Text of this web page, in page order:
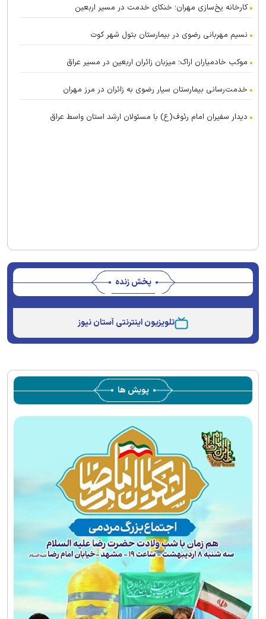
کارخانه یخ‌سازی مهران؛ خنکای خدمت در مسیر اربعین
نسیم مهربانی رضوی در بیمارستان بتول شهر کوت
موکب خادمیاران اراک؛ میزبان زائران اربعین در مسیر عراق
خدمت‌رسانی بیمارستان سیار رضوی به زائران در مرز مهران
دیدار سفیران امام رئوف(ع) با مسئولان ارشد استان واسط عراق
پخش زنده
window.
The media could not be loaded, either because the
server or network failed or because the format is not
تلویزیون اینترنتی آستان نیوز
پویش ها